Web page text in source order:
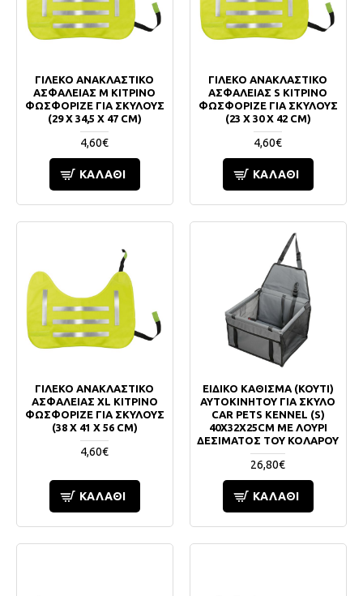
ΓΙΛΕΚΟ ΑΝΑΚΛΑΣΤΙΚΟ
ΑΣΦΑΛΕΙΑΣ M ΚΙΤΡΙΝΟ
ΦΩΣΦΟΡΙΖΕ ΓΙΑ ΣΚΥΛΟΥΣ
(29 X 34,5 X 47 CM)
4,60€
ΚΑΛΆΘΙ
ΓΙΛΕΚΟ ΑΝΑΚΛΑΣΤΙΚΟ
ΑΣΦΑΛΕΙΑΣ S ΚΙΤΡΙΝΟ
ΦΩΣΦΟΡΙΖΕ ΓΙΑ ΣΚΥΛΟΥΣ
(23 X 30 X 42 CM)
4,60€
ΚΑΛΆΘΙ
ΓΙΛΕΚΟ ΑΝΑΚΛΑΣΤΙΚΟ
ΑΣΦΑΛΕΙΑΣ XL ΚΙΤΡΙΝΟ
ΦΩΣΦΟΡΙΖΕ ΓΙΑ ΣΚΥΛΟΥΣ
(38 X 41 X 56 CM)
4,60€
ΚΑΛΆΘΙ
ΕΙΔΙΚΟ ΚΑΘΙΣΜΑ (ΚΟΥΤΙ)
ΑΥΤΟΚΙΝΗΤΟΥ ΓΙΑ ΣΚΥΛΟ
CAR PETS KENNEL (S)
40X32X25CM ΜΕ ΛΟΥΡΙ
ΔΕΣΙΜΑΤΟΣ ΤΟΥ ΚΟΛΑΡΟΥ
26,80€
ΚΑΛΆΘΙ